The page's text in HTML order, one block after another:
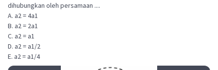
dihubungkan oleh persamaan ....
A. a2 = 4a1
B. a2 = 2a1
C. a2 = a1
D. a2 = a1/2
E. a2 = a1/4